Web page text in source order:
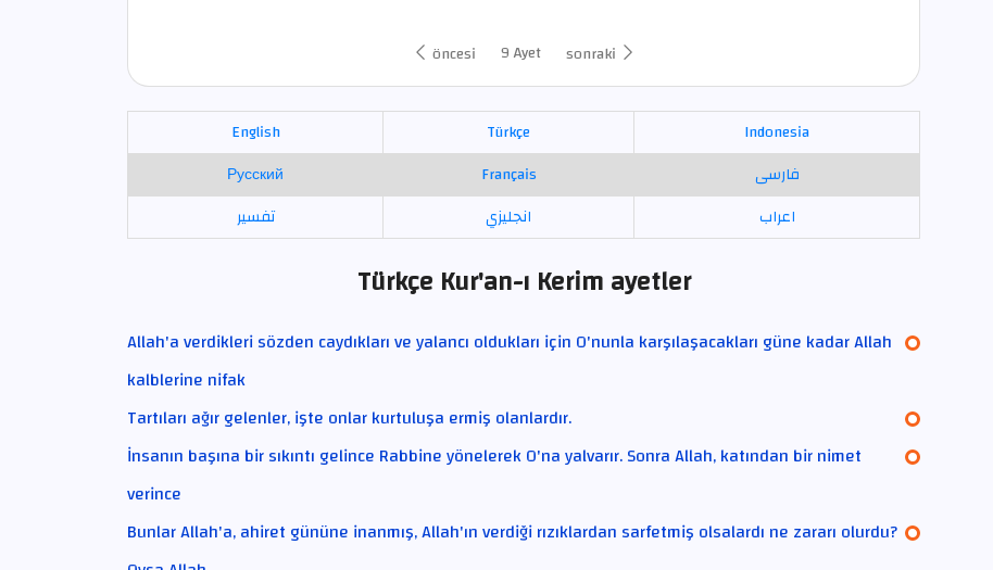
öncesi 9 Ayet sonraki
English Türkçe
Indonesia
Русский
Français
فارسی
تفسير
انجليزي اعراب
Türkçe Kur'an-ı Kerim ayetler
Allah'a verdikleri sözden caydıkları ve yalancı oldukları için O'nunla karşılaşacakları güne kadar Allah
kalblerine nifak
Tartıları ağır gelenler, işte onlar kurtuluşa ermiş olanlardır.
İnsanın başına bir sıkıntı gelince Rabbine yönelerek O'na yalvarır. Sonra Allah, katından bir nimet
verince
Bunlar Allah'a, ahiret gününe inanmış, Allah'ın verdiği rızıklardan sarfetmiş olsalardı ne zararı olurdu?